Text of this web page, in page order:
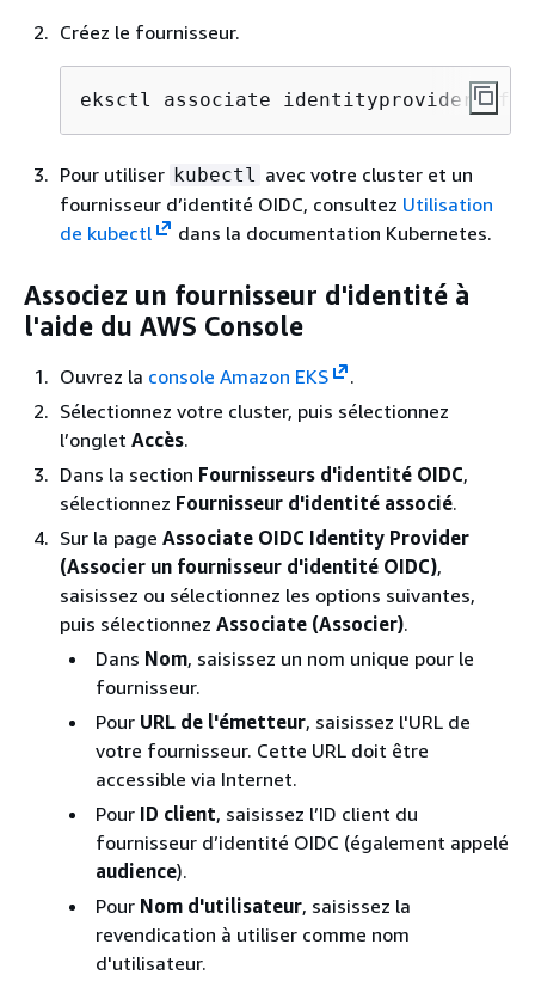
Créez le fournisseur.
eksctl associate identityprovider -f
Pour utiliser kubectl
avec votre cluster et un
fournisseur d’identité OIDC, consultez Utilisation
de kubectl
dans la documentation Kubernetes.
Associez un fournisseur d'identité à
l'aide du AWS Console
Ouvrez la console Amazon EKS
.
Sélectionnez votre cluster, puis sélectionnez
l’onglet Accès.
Dans la section Fournisseurs d'identité OIDC,
sélectionnez Fournisseur d'identité associé.
Sur la page Associate OIDC Identity Provider
(Associer un fournisseur d'identité OIDC),
saisissez ou sélectionnez les options suivantes,
puis sélectionnez Associate (Associer).
Dans Nom, saisissez un nom unique pour le
fournisseur.
Pour URL de l'émetteur, saisissez l'URL de
votre fournisseur. Cette URL doit être
accessible via Internet.
Pour ID client, saisissez l’ID client du
fournisseur d’identité OIDC (également appelé
audience).
Pour Nom d'utilisateur, saisissez la
revendication à utiliser comme nom
d'utilisateur.